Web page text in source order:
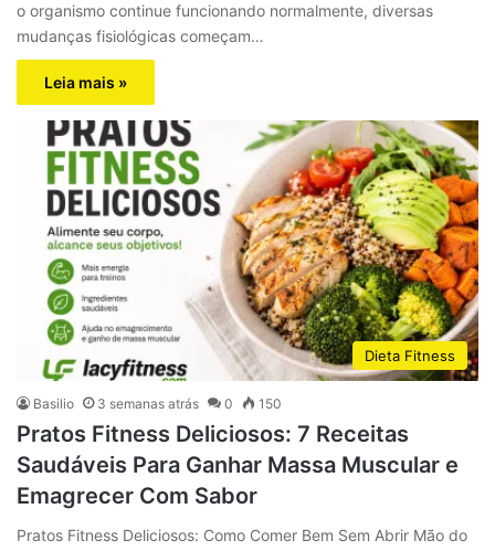
o organismo continue funcionando normalmente, diversas
mudanças fisiológicas começam…
Leia mais »
Dieta Fitness
Basilio 3 semanas atrás 0 150
Pratos Fitness Deliciosos: 7 Receitas
Saudáveis Para Ganhar Massa Muscular e
Emagrecer Com Sabor
Pratos Fitness Deliciosos: Como Comer Bem Sem Abrir Mão do